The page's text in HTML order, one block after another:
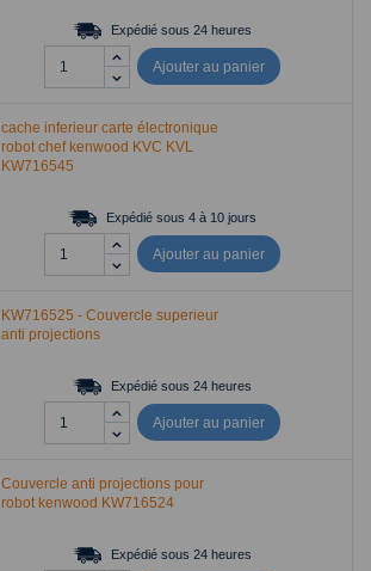
Expédié sous 24 heures
Ajouter au panier
cache inferieur carte électronique
robot chef kenwood KVC KVL
KW716545
Expédié sous 4 à 10 jours
Ajouter au panier
KW716525 - Couvercle superieur
anti projections
Expédié sous 24 heures
Ajouter au panier
Couvercle anti projections pour
robot kenwood KW716524
Expédié sous 24 heures